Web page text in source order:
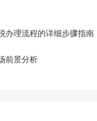
办理流程的详细步骤指南
前景分析